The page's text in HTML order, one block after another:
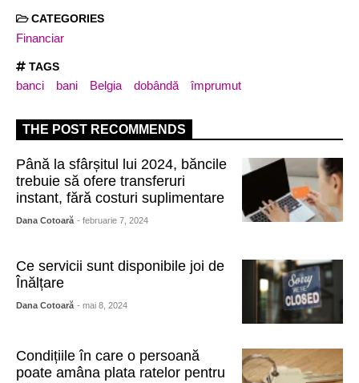
CATEGORIES
Financiar
TAGS
banci bani Belgia dobândă împrumut
THE POST RECOMMENDS
Până la sfârșitul lui 2024, băncile
trebuie să ofere transferuri
instant, fără costuri suplimentare
Dana Cotoară - februarie 7, 2024
Ce servicii sunt disponibile joi de
Înălțare
Dana Cotoară - mai 8, 2024
Condițiile în care o persoană
poate amâna plata ratelor pentru